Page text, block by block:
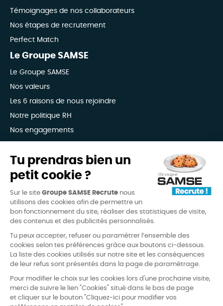
Témoignages de nos collaborateurs
Nos étapes de recrutement
Perfect Match
Le Groupe SAMSE
Le Groupe SAMSE
Nos valeurs
Les 6 raisons de nous rejoindre
Notre politique RH
Nos engagements
Avis candidats
4,3
candidature-facile
recommande-site
design
FAQ
Mentions légales
Conditions d’utilisation
Tu prendras bien un
petit cookie ?
Sur le site Groupe SAMSE Recrute nous
utilisons des cookies afin de permettre un
bon fonctionnement du site, réaliser des statistiques de visite,
des contenus et des publicités personnalisés.
Tu peux accepter, refuser ou paramétrer l’ensemble des
cookies selon tes préférences grâce aux boutons ci-dessous.
La liste des cookies utilisés sur notre site et les conséquences
de leur refus sont présentés dans la page de paramétrage.
Pour modifier le choix sur les cookies lors d'une prochaine visite,
merci de suivre le lien "Cookies" situé dans le bas de page
et cliquer sur le bouton "Cliquez-ici pour modifier vos